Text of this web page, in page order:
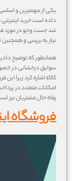
یکی از مهمترین و اساسی
داده است خرید
شد جست وجو در مورد
نیاز به بررسی و
همانطور که توضیح
سوابق درخشانی در
کالا» اشاره کرد زیرا
امکانات متعدد در
رفاه حال مشتریان نیز
فروشگاه